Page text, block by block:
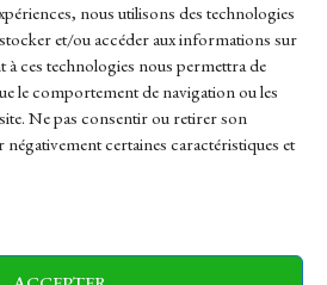
nous utilisons des technologies
et/ou accéder aux informations sur
à ces technologies nous permettra de
le comportement de navigation ou les
Ne pas consentir ou retirer son
certaines caractéristiques et
Marches Politics